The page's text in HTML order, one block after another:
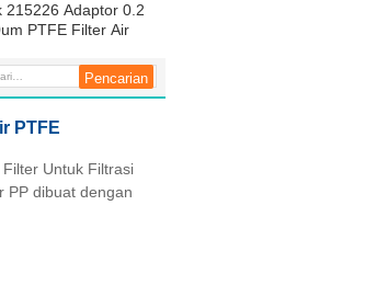
215226 Adaptor 0.2
PTFE Filter Air
PTFE
Untuk Filtrasi
PP dibuat dengan